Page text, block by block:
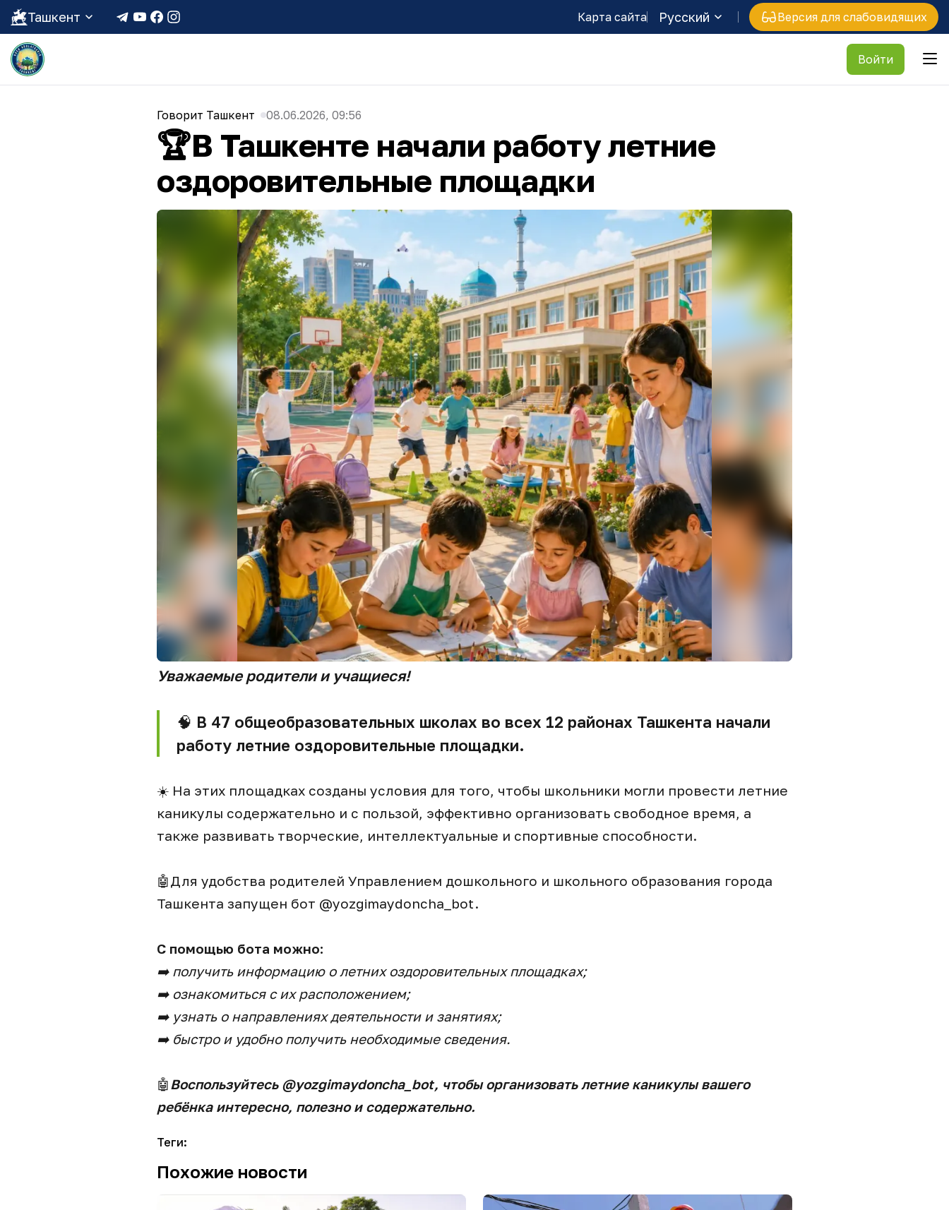
Ташкент Карта сайта Русский Версия для слабовидящих
Войти
Говорит Ташкент 08.06.2026, 09:56
🏆В Ташкенте начали работу летние
оздоровительные площадки
Уважаемые родители и учащиеся!
🧠 В 47 общеобразовательных школах во всех 12 районах Ташкента начали
работу летние оздоровительные площадки.
☀️ На этих площадках созданы условия для того, чтобы школьники могли провести летние
каникулы содержательно и с пользой, эффективно организовать свободное время, а
также развивать творческие, интеллектуальные и спортивные способности.
🤖Для удобства родителей Управлением дошкольного и школьного образования города
Ташкента запущен бот @yozgimaydoncha_bot.
С помощью бота можно:
➡️ получить информацию о летних оздоровительных площадках;
➡️ ознакомиться с их расположением;
➡️ узнать о направлениях деятельности и занятиях;
➡️ быстро и удобно получить необходимые сведения.
🤖 Воспользуйтесь @yozgimaydoncha_bot, чтобы организовать летние каникулы вашего
ребёнка интересно, полезно и содержательно.
Теги:
Похожие новости